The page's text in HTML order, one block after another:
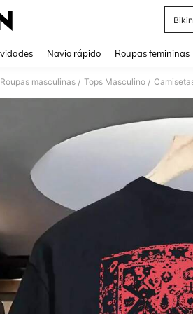
Navio rápido Roupas femininas
Roupas masculinas / Tops Masculino /